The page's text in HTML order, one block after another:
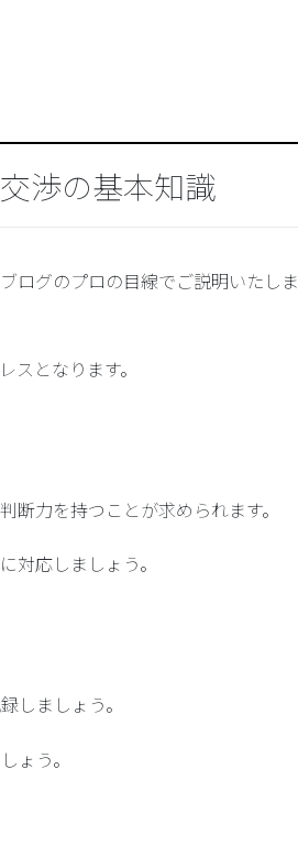
渉の基本知識
ログのプロの目線でご説明いたしま
となります。
力を持つことが求められます。
対応しましょう。
しましょう。
ょう。